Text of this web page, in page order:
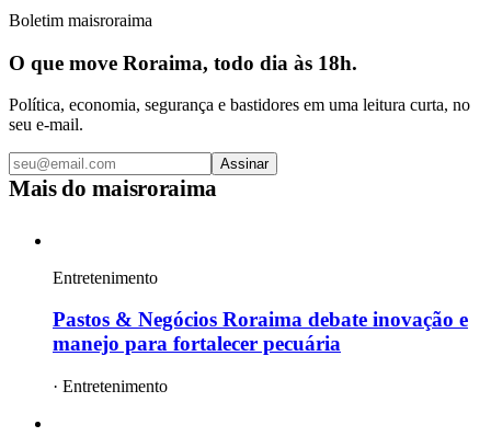
Boletim maisroraima
O que move Roraima, todo dia às 18h.
Política, economia, segurança e bastidores em uma leitura curta, no
seu e-mail.
Assinar
Mais do maisroraima
Entretenimento
Pastos & Negócios Roraima debate inovação e
manejo para fortalecer pecuária
· Entretenimento